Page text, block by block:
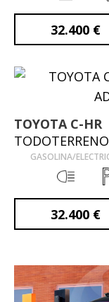
32.400 €
TOYOTA C-HR
GASOLINA/
32.400 €